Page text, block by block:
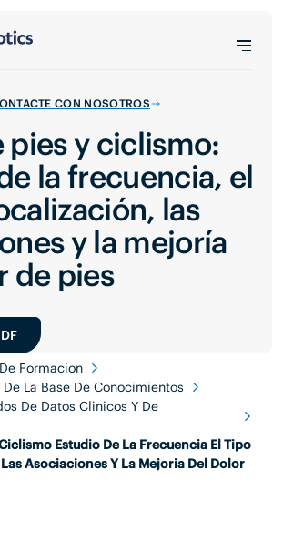
CON NOSOTROS
pies y ciclismo:
la frecuencia, el
las
y la mejoría
de pies
Formacion
La Base De Conocimientos
De Datos Clinicos Y De
Estudio De La Frecuencia El Tipo
Asociaciones Y La Mejoria Del Dolor